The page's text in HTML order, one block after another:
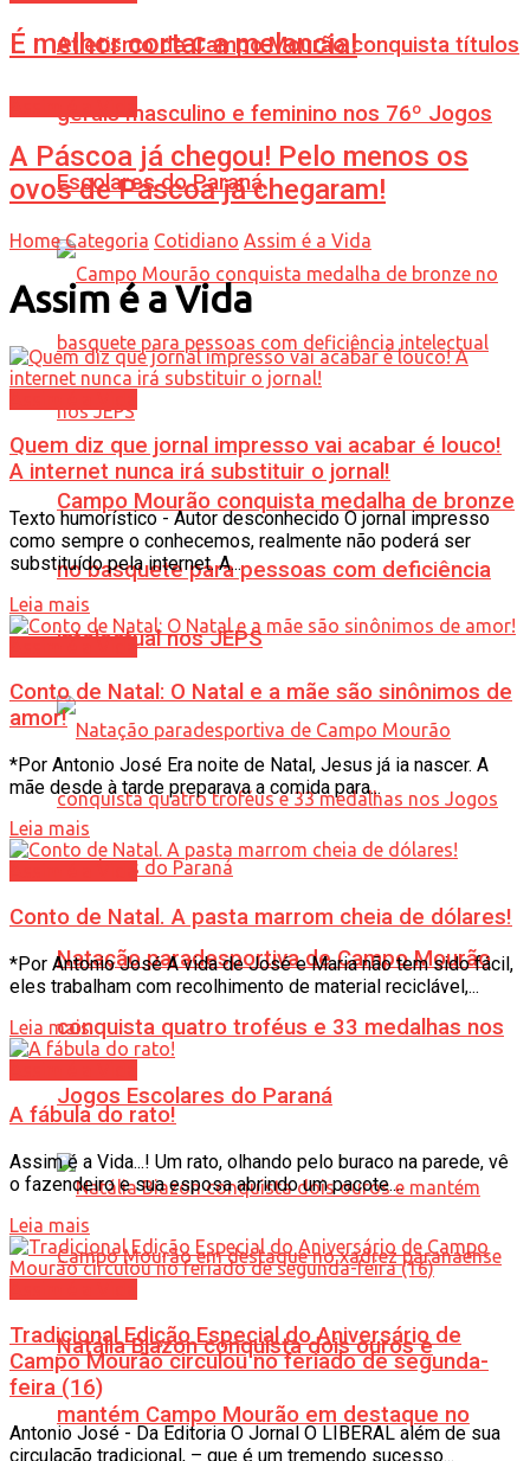
Atletismo de Campo Mourão conquista títulos
gerais masculino e feminino nos 76º Jogos
Escolares do Paraná
Campo Mourão conquista medalha de bronze
no basquete para pessoas com deficiência
intelectual nos JEPS
Natação paradesportiva de Campo Mourão
conquista quatro troféus e 33 medalhas nos
Jogos Escolares do Paraná
Natália Biazon conquista dois ouros e
mantém Campo Mourão em destaque no
É melhor cortar a melancia!
A Páscoa já chegou! Pelo menos os
ovos de Páscoa já chegaram!
Home Categoria Cotidiano Assim é a Vida
Assim é a Vida
Quem diz que jornal impresso vai acabar é louco!
A internet nunca irá substituir o jornal!
Texto humorístico - Autor desconhecido O jornal impresso
como sempre o conhecemos, realmente não poderá ser
substituído pela internet. A...
Leia mais
Conto de Natal: O Natal e a mãe são sinônimos de
amor!
*Por Antonio José Era noite de Natal, Jesus já ia nascer. A
mãe desde à tarde preparava a comida para...
Leia mais
Conto de Natal. A pasta marrom cheia de dólares!
*Por Antonio José A vida de José e Maria não tem sido fácil,
eles trabalham com recolhimento de material reciclável,...
Leia mais
A fábula do rato!
Assim é a Vida...! Um rato, olhando pelo buraco na parede, vê
o fazendeiro e sua esposa abrindo um pacote....
Leia mais
Tradicional Edição Especial do Aniversário de
Campo Mourão circulou no feriado de segunda-
feira (16)
Antonio José - Da Editoria O Jornal O LIBERAL além de sua
circulação tradicional, – que é um tremendo sucesso...